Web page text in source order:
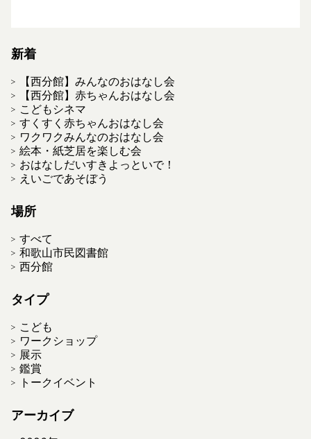
新着
【西分館】みんなのおはなし会
【西分館】赤ちゃんおはなし会
こどもシネマ
すくすく赤ちゃんおはなし会
ワクワクみんなのおはなし会
絵本・紙芝居を楽しむ会
おはなしだいすきよっといで！
えいごであそぼう
場所
すべて
和歌山市民図書館
西分館
タイプ
こども
ワークショップ
展示
鑑賞
トークイベント
アーカイブ